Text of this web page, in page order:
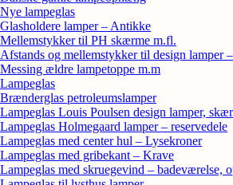
Nye lampeglas
Glasholdere lamper – Antikke
Mellemstykker til PH skærme m.fl.
Afstands og mellemstykker til design lamper
Messing ældre lampetoppe m.m
Lampeglas
Brænderglas petroleumslamper
Lampeglas Louis Poulsen design lamper,
Lampeglas Holmegaard lamper – reservedele
Lampeglas med center hul – Lysekroner
Lampeglas med gribekant – Krave
Lampeglas med skruegevind – badeværelse,